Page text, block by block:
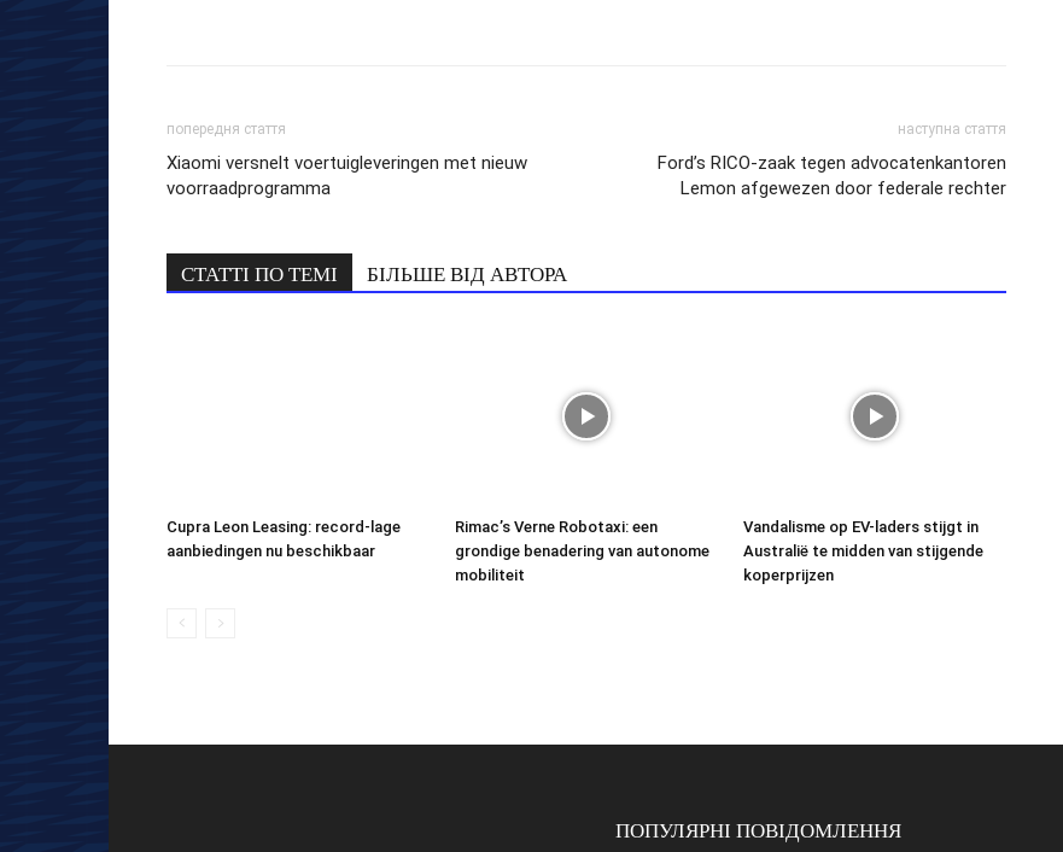
попередня стаття
Xiaomi versnelt voertuigleveringen met nieuw
voorraadprogramma
наступна стаття
Ford’s RICO-zaak tegen advocatenkantoren
Lemon afgewezen door federale rechter
СТАТТІ ПО ТЕМІ БІЛЬШЕ ВІД АВТОРА
Cupra Leon Leasing: record-lage
aanbiedingen nu beschikbaar
Rimac’s Verne Robotaxi: een
grondige benadering van autonome
mobiliteit
Vandalisme op EV-laders stijgt in
Australië te midden van stijgende
koperprijzen
ПОПУЛЯРНІ ПОВІДОМЛЕННЯ